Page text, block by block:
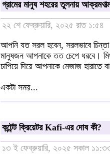
গ্রামের মানুষ শহরের তুলনায়
২২ শে ফেব্রুয়ারি, ২০২৫ রাত ১:৫৪
আপনি যত সরল হবেন, সরলভাবে চিন্তা
মানুষজন আপনাকে তত চেপে ধরবে।
চাপিয়ে দিয়ে আপনাকে মেজাজ হারাতে
একটা সময়...
কন্টেন্ট ক্রিয়েটর Kafi-এর দোষ কী?
১৩ ই ফেব্রুয়ারি, ২০২৫ সকাল